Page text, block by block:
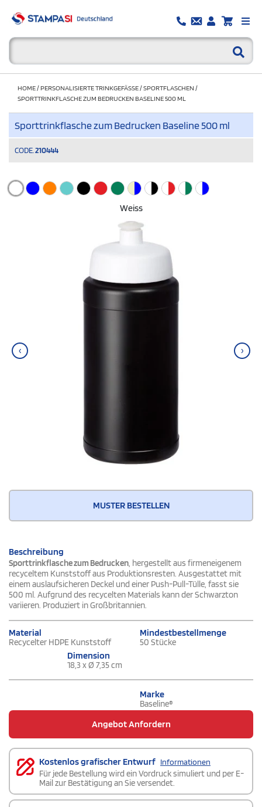
HOME/PERSONALISIERTE TRINKGEFÄSSE /SPORTFLASCHEN /
SPORTTRINKFLASCHE ZUM BEDRUCKEN BASELINE 500 ML
Sporttrinkflasche zum Bedrucken Baseline 500 ml
CODE. 210444
Weiss
‹ ›
MUSTER BESTELLEN
Beschreibung
Sporttrinkflasche zum Bedrucken, hergestellt aus firmeneigenem
recyceltem Kunststoff aus Produktionsresten. Ausgestattet mit
einem auslaufsicheren Deckel und einer Push-Pull-Tülle, fasst sie
500 ml. Aufgrund des recycelten Materials kann der Schwarzton
variieren. Produziert in Großbritannien.
Material
Recycelter HDPE Kunststoff
Mindestbestellmenge
50 Stücke
Dimension
18,3 x Ø 7,35 cm
Marke
Baseline®
Angebot Anfordern
Kostenlos grafischer Entwurf Informationen
Für jede Bestellung wird ein Vordruck simuliert und per E-
Mail zur Bestätigung an Sie versendet.